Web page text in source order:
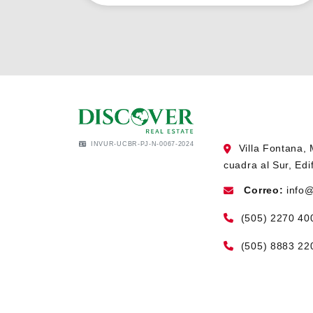
INVUR-UCBR-PJ-N-0067-2024
Villa Fontana,
cuadra al Sur,
Correo:
(505) 2270
(505) 8883